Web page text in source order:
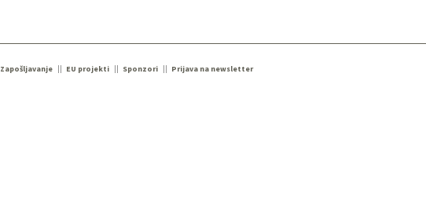
Zapošljavanje EU projekti Sponzori
Prijava na newsletter